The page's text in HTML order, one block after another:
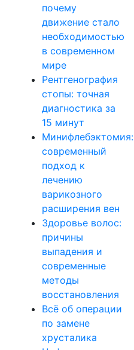
почему
движение стало
необходимостью
в современном
мире
Рентгенография
стопы: точная
диагностика за
15 минут
Минифлебэктомия:
современный
подход к
лечению
варикозного
расширения вен
Здоровье волос:
причины
выпадения и
современные
методы
восстановления
Всё об операции
по замене
хрусталика